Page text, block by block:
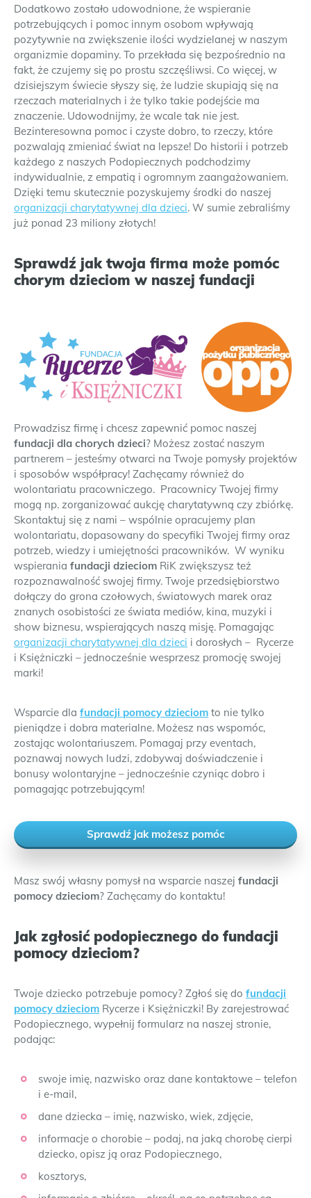
Dodatkowo zostało udowodnione, że wspieranie
potrzebujących i pomoc innym osobom wpływają
pozytywnie na zwiększenie ilości wydzielanej w naszym
organizmie dopaminy. To przekłada się bezpośrednio na
fakt, że czujemy się po prostu szczęśliwsi. Co więcej, w
dzisiejszym świecie słyszy się, że ludzie skupiają się na
rzeczach materialnych i że tylko takie podejście ma
znaczenie. Udowodnijmy, że wcale tak nie jest.
Bezinteresowna pomoc i czyste dobro, to rzeczy, które
pozwalają zmieniać świat na lepsze! Do historii i potrzeb
każdego z naszych Podopiecznych podchodzimy
indywidualnie, z empatią i ogromnym zaangażowaniem.
Dzięki temu skutecznie pozyskujemy środki do naszej
organizacji charytatywnej dla dzieci. W sumie zebraliśmy
już ponad 23 miliony złotych!
Sprawdź jak twoja firma może pomóc
chorym dzieciom w naszej fundacji
Prowadzisz firmę i chcesz zapewnić pomoc naszej
fundacji dla chorych dzieci? Możesz zostać naszym
partnerem – jesteśmy otwarci na Twoje pomysły projektów
i sposobów współpracy! Zachęcamy również do
wolontariatu pracowniczego. Pracownicy Twojej firmy
mogą np. zorganizować aukcję charytatywną czy zbiórkę.
Skontaktuj się z nami – wspólnie opracujemy plan
wolontariatu, dopasowany do specyfiki Twojej firmy oraz
potrzeb, wiedzy i umiejętności pracowników. W wyniku
wspierania fundacji dzieciom RiK zwiększysz też
rozpoznawalność swojej firmy. Twoje przedsiębiorstwo
dołączy do grona czołowych, światowych marek oraz
znanych osobistości ze świata mediów, kina, muzyki i
show biznesu, wspierających naszą misję. Pomagając
organizacji charytatywnej dla dzieci i dorosłych – Rycerze
i Księżniczki – jednocześnie wesprzesz promocję swojej
marki!
Wsparcie dla fundacji pomocy dzieciom to nie tylko
pieniądze i dobra materialne. Możesz nas wspomóc,
zostając wolontariuszem. Pomagaj przy eventach,
poznawaj nowych ludzi, zdobywaj doświadczenie i
bonusy wolontaryjne – jednocześnie czyniąc dobro i
pomagając potrzebującym!
Sprawdź jak możesz pomóc
Masz swój własny pomysł na wsparcie naszej fundacji
pomocy dzieciom? Zachęcamy do kontaktu!
Jak zgłosić podopiecznego do fundacji
pomocy dzieciom?
Twoje dziecko potrzebuje pomocy? Zgłoś się do fundacji
pomocy dzieciom Rycerze i Księżniczki! By zarejestrować
Podopiecznego, wypełnij formularz na naszej stronie,
podając:
swoje imię, nazwisko oraz dane kontaktowe – telefon
i e-mail,
dane dziecka – imię, nazwisko, wiek, zdjęcie,
informacje o chorobie – podaj, na jaką chorobę cierpi
dziecko, opisz ją oraz Podopiecznego,
kosztorys,